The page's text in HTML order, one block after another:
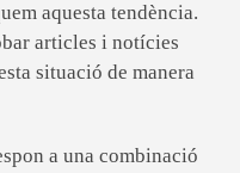
aquesta tendència.
articles i notícies
situació de manera
a una combinació